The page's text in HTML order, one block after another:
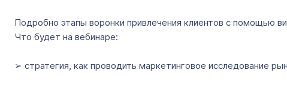
Подробно этапы воронки привлечения клиентов с помощью
Что будет на вебинаре:
➢ стратегия, как проводить маркетинговое исследование